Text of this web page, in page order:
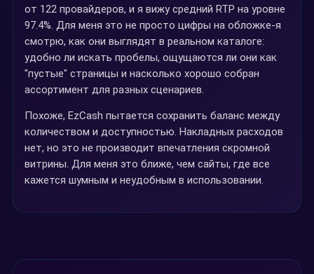
от 122 провайдеров, и я вижу средний RTP на уровне
97.4%. Для меня это не просто цифры на обложке-я
смотрю, как они выглядят в реальном каталоге:
удобно ли искать пробелы, ощущаются ли они как
"пустые" страницы и насколько хорошо собран
ассортимент для разных сценариев.
Похоже, EzCash пытается сохранить баланс между
количеством и доступностью. Накладных расходов
нет, но это не производит впечатления скромной
витрины. Для меня это ближе, чем сайты, где все
кажется шумным и неудобным в использовании.